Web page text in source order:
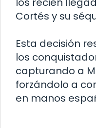
Cortés y su
Esta decisión
los
capturando a
forzándolo a
en manos